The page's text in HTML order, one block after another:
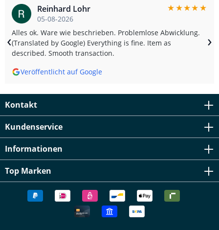
Reinhard Lohr
05-08-2026
★★★★★
Alles ok. Ware wie beschrieben. Problemlose Abwicklung.
(Translated by Google) Everything is fine. Item as
described. Smooth transaction.
Veröffentlicht auf Google
‹ ›
Kontakt
Kundenservice
Informationen
Top Marken